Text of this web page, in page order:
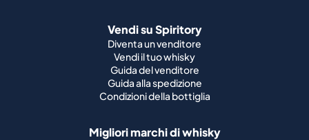
Vendi su Spiritory
Diventa un venditore
Vendi il tuo whisky
Guida del venditore
Guida alla spedizione
Condizioni della bottiglia
Migliori marchi di whisky